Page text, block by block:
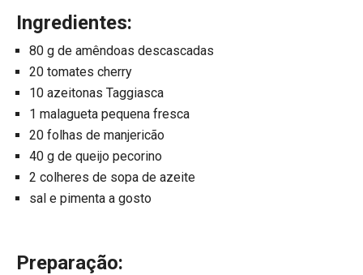
Ingredientes:
80 g de amêndoas descascadas
20 tomates cherry
10 azeitonas Taggiasca
1 malagueta pequena fresca
20 folhas de manjericão
40 g de queijo pecorino
2 colheres de sopa de azeite
sal e pimenta a gosto
Preparação: